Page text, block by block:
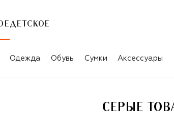
ДЕТСКОЕ
МУЖЧИН VERSACE
Одежда Обувь Сумки Аксессуары
СЕРЫЕ